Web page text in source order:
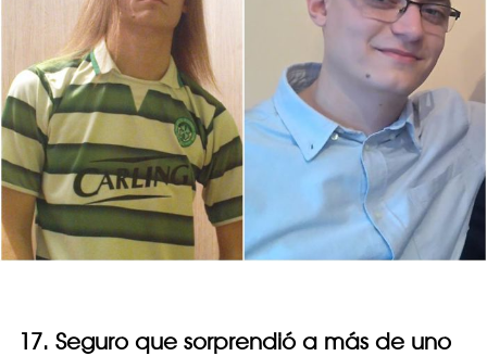
17. Seguro que sorprendió a más de uno